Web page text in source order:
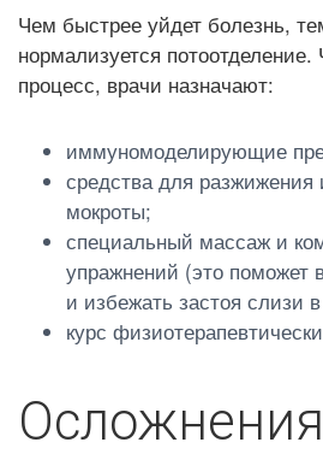
Чем быстрее уйдет болезнь,
нормализуется потоотделение.
процесс, врачи назначают:
иммуномоделирующие
средства для разжижения
мокроты;
специальный массаж и
упражнений (это поможет
и избежать застоя слизи
курс
Осложнения